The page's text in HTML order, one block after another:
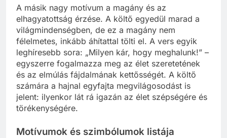
A másik nagy motívum a magány és az
elhagyatottság érzése. A költő egyedül marad a
világmindenségben, de ez a magány nem
félelmetes, inkább áhítattal tölti el. A vers egyik
leghíresebb sora: „Milyen kár, hogy meghalunk!” –
egyszerre fogalmazza meg az élet szeretetének
és az elmúlás fájdalmának kettősségét. A költő
számára a hajnal egyfajta megvilágosodást is
jelent: ilyenkor lát rá igazán az élet szépségére és
törékenységére.
Motívumok és szimbólumok listája